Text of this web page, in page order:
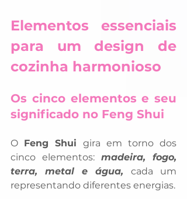
Elementos essenciais
para um design de
cozinha harmonioso
Os cinco elementos e seu
significado no Feng Shui
O Feng Shui gira em torno dos
cinco elementos: madeira, fogo,
terra, metal e água, cada um